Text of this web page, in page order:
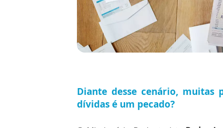
Diante desse cenário, muitas
dívidas é um pecado?